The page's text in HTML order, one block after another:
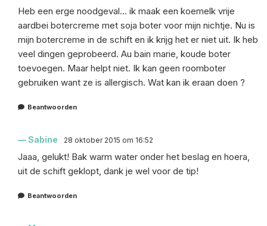
Heb een erge noodgeval… ik maak een koemelk vrije
aardbei botercreme met soja boter voor mijn nichtje. Nu is
mijn botercreme in de schift en ik krijg het er niet uit. Ik heb
veel dingen geprobeerd. Au bain marie, koude boter
toevoegen. Maar helpt niet. Ik kan geen roomboter
gebruiken want ze is allergisch. Wat kan ik eraan doen ?
Beantwoorden
Sabine 28 oktober 2015 om 16:52
Jaaa, gelukt! Bak warm water onder het beslag en hoera,
uit de schift geklopt, dank je wel voor de tip!
Beantwoorden